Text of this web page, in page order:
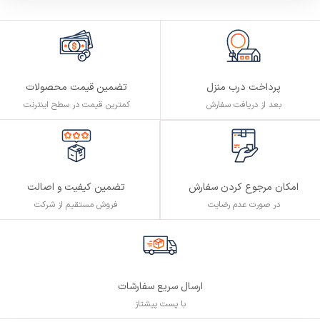
پرداخت درب منزل
بعد از دریافت سفارش
تضمین قیمت محصولات
کمترین قیمت در سطح اینترنت
امکان مرجوع کردن سفارش
در صورت عدم رضایت
تضمین کیفیت و اصالت
فروش مستقیم از شرکت
ارسال سریع سفارشات
با پست پیشتاز